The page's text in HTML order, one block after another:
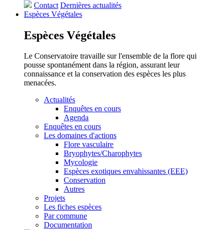
Contact Dernières actualités
Espèces Végétales
Espèces Végétales
Le Conservatoire travaille sur l'ensemble de la flore qui
pousse spontanément dans la région, assurant leur
connaissance et la conservation des espèces les plus
menacées.
Actualités
Enquêtes en cours
Agenda
Enquêtes en cours
Les domaines d'actions
Flore vasculaire
Bryophytes/Charophytes
Mycologie
Espèces exotiques envahissantes (EEE)
Conservation
Autres
Projets
Les fiches espèces
Par commune
Documentation